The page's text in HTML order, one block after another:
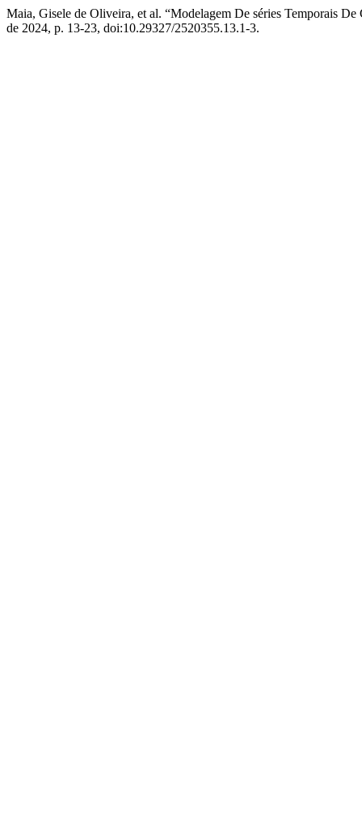
Maia, Gisele de Oliveira, et al. “Modelagem De séries Temporais
de 2024, p. 13-23, doi:10.29327/2520355.13.1-3.